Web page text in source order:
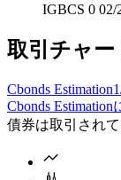
IGBCS 0 02/
取引チャー
Cbonds Estimation
Cbonds Estimation
債券は取引され